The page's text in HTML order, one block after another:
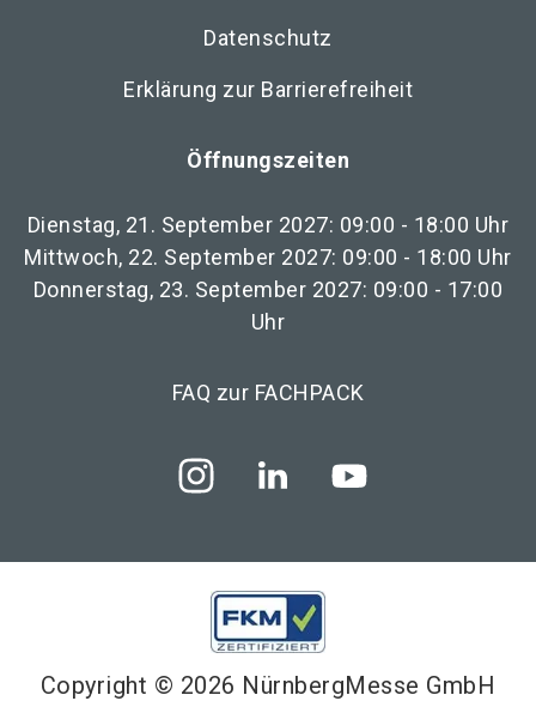
Datenschutz
Erklärung zur Barrierefreiheit
Öffnungszeiten
Dienstag, 21. September 2027: 09:00 - 18:00 Uhr
Mittwoch, 22. September 2027: 09:00 - 18:00 Uhr
Donnerstag, 23. September 2027: 09:00 - 17:00
Uhr
FAQ zur FACHPACK
Copyright © 2026 NürnbergMesse GmbH